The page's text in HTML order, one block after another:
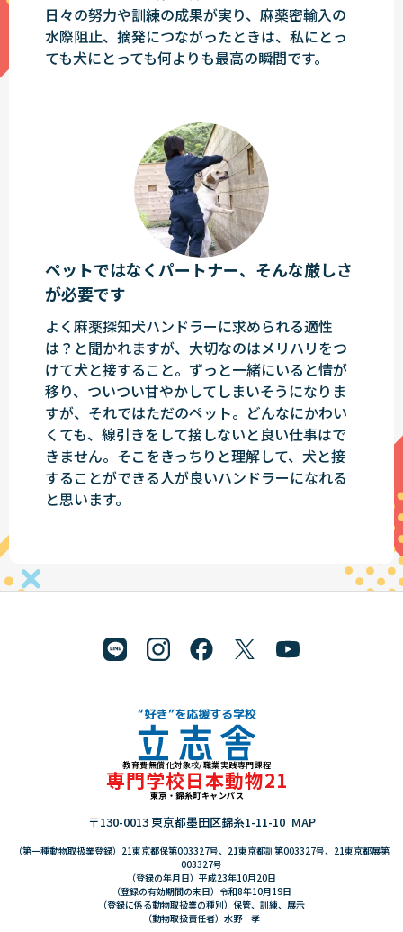
日々の努力や訓練の成果が実り、麻薬密輸入の
水際阻止、摘発につながったときは、私にとっ
ても犬にとっても何よりも最高の瞬間です。
ペットではなくパートナー、そんな厳しさ
が必要です
よく麻薬探知犬ハンドラーに求められる適性
は？と聞かれますが、大切なのはメリハリをつ
けて犬と接すること。ずっと一緒にいると情が
移り、ついつい甘やかしてしまいそうになりま
すが、それではただのペット。どんなにかわい
くても、線引きをして接しないと良い仕事はで
きません。そこをきっちりと理解して、犬と接
することができる人が良いハンドラーになれる
と思います。
"好き"を応援する学校 立志舎
教育費無償化対象校/職業実践専門課程
専門学校日本動物21
東京・錦糸町キャンパス
〒130-0013 東京都墨田区錦糸1-11-10 MAP
（第一種動物取扱業登録）21東京都保第003327号、21東京都訓第003327号、21東京都展第
003327号
（登録の年月日）平成23年10月20日
（登録の有効期間の末日）令和8年10月19日
（登録に係る動物取扱業の種別）保管、訓練、展示
（動物取扱責任者）水野 孝